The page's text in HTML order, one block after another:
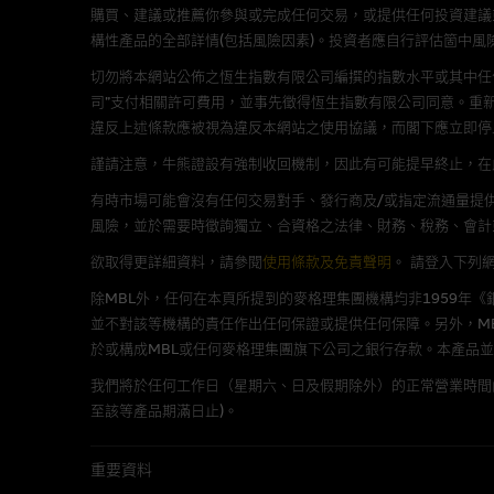
在法律容許的所有範圍內，麥格
不作任何聲明，也不提供任何
病毒或任何其他後果所導致的任
基本上市文件及補充上市
就有關MBL每次發行之認股證
補充上市文件內。該等文件之英
版權及商標
麥格理集團為本網站內容的版權
編、上載、連結、組幀、廣播、
購買、建議或推薦你參與或完成任何交易，或提供任何投資建
構性產品的全部詳情(包括風險因素)。投資者應自行評估箇中
切勿將本網站公佈之恆生指數有限公司編撰的指數水平或其中
司”支付相關許可費用，並事先徵得恆生指數有限公司同意。
違反上述條款應被視為違反本網站之使用協議，而閣下應立即
謹請注意，牛熊證設有強制收回機制，因此有可能提早終止，
有時市場可能會沒有任何交易對手、發行商及/或指定流通量
風險，並於需要時徵詢獨立、合資格之法律、財務、稅務、會
欲取得更詳細資料，請參閱使用條款及免責聲明 。 請登入下列
除MBL外，任何在本頁所提到的麥格理集團機構均非1959年
並不對該等機構的責任作出任何保證或提供任何保障。另外，
於或構成MBL或任何麥格理集團旗下公司之銀行存款。本產品
我們將於任何工作日（星期六、日及假期除外）的正常營業時
至該等產品期滿日止)。
重要資料